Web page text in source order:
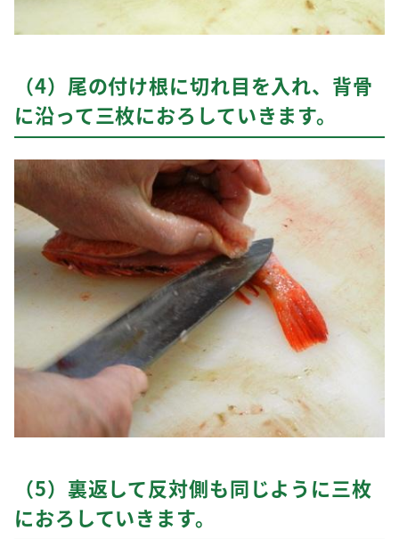
（4）尾の付け根に切れ目を入れ、背骨
に沿って三枚におろしていきます。
（5）裏返して反対側も同じように三枚
におろしていきます。